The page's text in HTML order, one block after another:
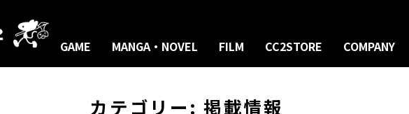
GAME MANGA・NOVEL FILM CC2STORE COMPANY
カテゴリー:掲載情報